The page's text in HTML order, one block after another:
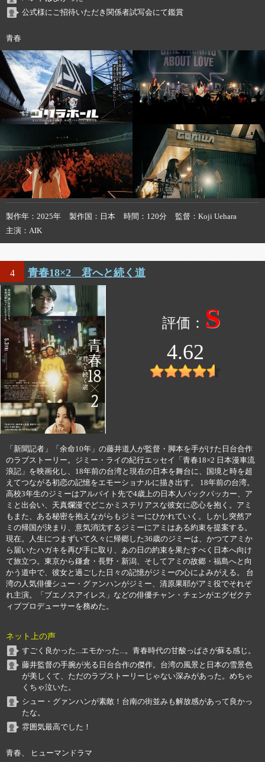
公式様にご招待いただき関係者試写会にて鑑賞
青春
製作年 2025年 製作国 日本 時間 120分 監督
Koji Uehara
主演
AIK
4 青春18×2 君へと続く道
S
4.62
「新聞記者」「余命10年」の藤井道人が監督・脚本を手がけた日台合作
のラブストーリー。ジミー・ライの紀行エッセイ「青春18×2 日本漫車流
浪記」を映画化し、18年前の台湾と現在の日本を舞台に、国境と時を超
えてつながる初恋の記憶をエモーショナルに描き出す。 18年前の台湾。
高校3年生のジミーはアルバイト先で4歳上の日本人バックパッカー、ア
ミと出会い、天真爛漫でどこかミステリアスな彼女に恋心を抱く。アミ
もまた、ある秘密を抱えながらもジミーにひかれていく。しかし突然ア
ミの帰国が決まり、意気消沈するジミーにアミはある約束を提案する。
現在。人生につまずいて久々に帰郷した36歳のジミーは、かつてアミか
ら届いたハガキを再び手に取り、あの日の約束を果たすべく日本へ向け
て旅立つ。東京から鎌倉・長野・新潟、そしてアミの故郷・福島へと向
かう道中で、彼女と過ごした日々の記憶がジミーの心によみがえる。 台
湾の人気俳優シュー・グァンハンがジミー、清原果耶がアミ役でそれぞ
れ主演。「ブエノスアイレス」などの俳優チャン・チェンがエグゼクテ
ィブプロデューサーを務めた。
ネット上の声
すごく良かった...エモかった...。青春時代の甘酸っぱさが蘇る感じ。
藤井監督の手腕が光る日台合作の傑作。台湾の風景と日本の雪景色
が美しくて、ただのラブストーリーじゃない深みがあった。めちゃ
くちゃ泣いた。
シュー・グァンハンが素敵！台南の街並みも解放感があって良かっ
たな。
雰囲気最高でした！
青春、 ヒューマンドラマ